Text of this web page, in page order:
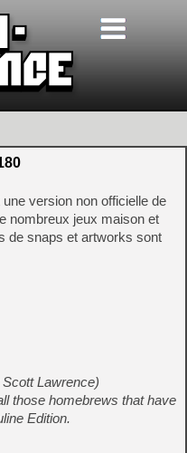
version non officielle de
nombreux jeux maison et
de snaps et artworks sont
Lawrence)
those homebrews that have
Edition.